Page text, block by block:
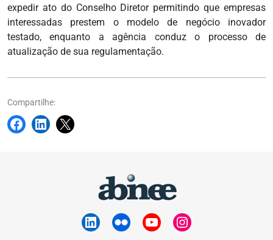
expedir ato do Conselho Diretor permitindo que empresas
interessadas prestem o modelo de negócio inovador
testado, enquanto a agência conduz o processo de
atualização de sua regulamentação.
Compartilhe: